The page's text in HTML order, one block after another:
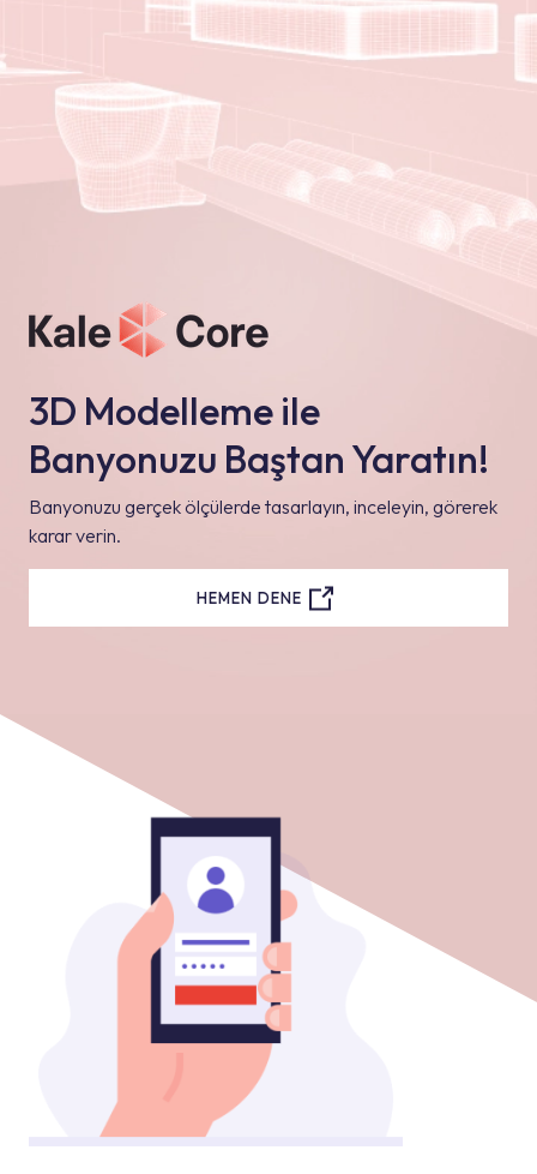
3D Modelleme ile
Banyonuzu Baştan Yaratın!
Banyonuzu gerçek ölçülerde tasarlayın, inceleyin, görerek
karar verin.
HEMEN DENE